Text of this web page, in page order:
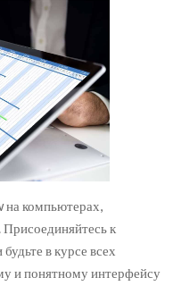
компьютерах,
к
в курсе всех
и понятному интерфейсу